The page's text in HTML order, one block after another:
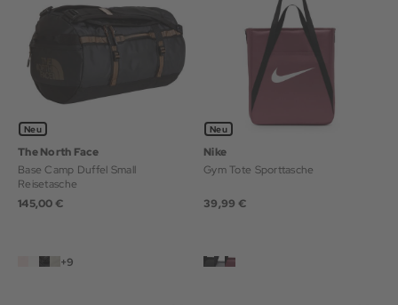
Neu
The North Face
Base Camp Duffel Small
Reisetasche
145,00 €
+9
Neu
Nike
Gym Tote Sporttasche
39,99 €